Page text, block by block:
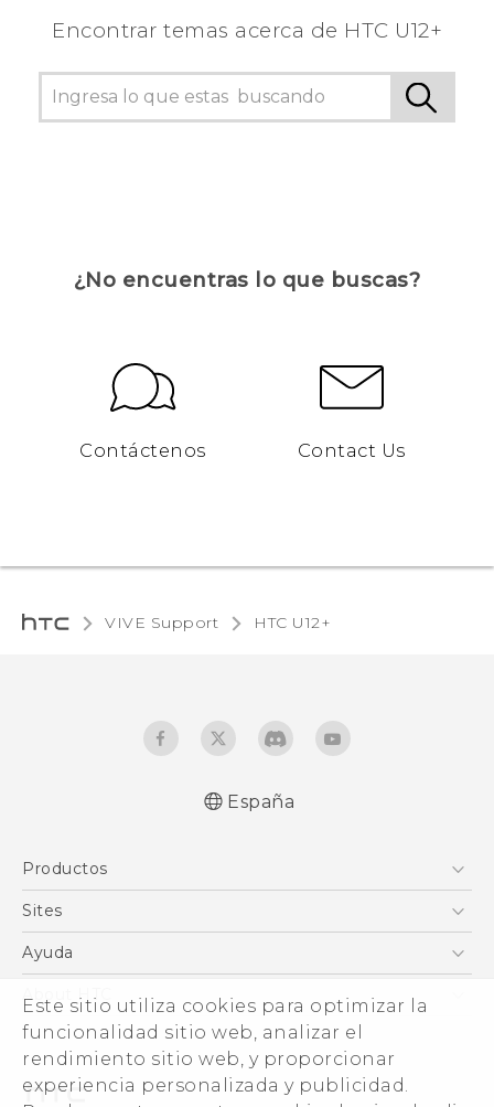
Este sitio utiliza cookies para optimizar la
funcionalidad sitio web, analizar el
rendimiento sitio web, y proporcionar
experiencia personalizada y publicidad.
Encontrar temas acerca de HTC U12+
¿No encuentras lo que buscas?
Contáctenos Contact Us
VIVE Support HTC U12+‎
España
Productos
Smartphones
VIVE
Accesorios
Sites
HTC Vive
Inicio
Ayuda
eCommerce Support
About HTC
ESG
Información corporativa
Inversores (inglés)